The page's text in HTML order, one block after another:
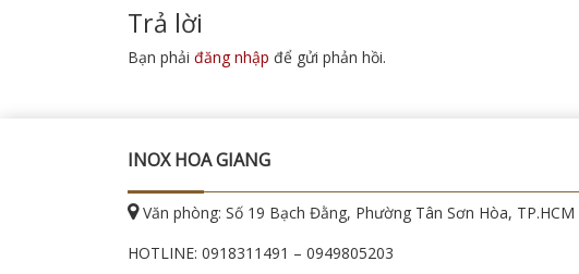
Trả lời
Bạn phải đăng nhập để gửi phản hồi.
INOX HOA GIANG
Văn phòng: Số 19 Bạch Đằng, Phường Tân Sơn Hòa, TP.HCM
HOTLINE: 0918311491 – 0949805203